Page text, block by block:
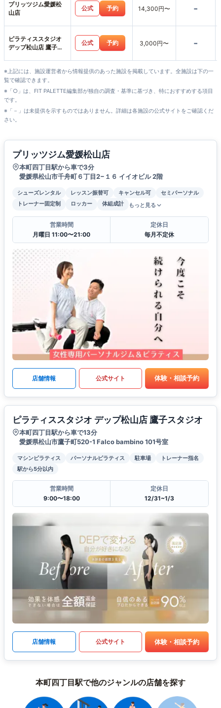
プリッツジム愛媛松
山店
公式 予約 14,300円〜 -
ピラティススタジオ
デップ松山店 鷹子ス
公式 予約 3,000円〜 -
※上記には、施設運営者から情報提供のあった施設を掲載しています。全施設は下の一
覧で確認できます。
※「○」は、FIT PALETTE編集部が独自の調査・基準に基づき、特におすすめする項目
です。
※「－」は未提供を示すものではありません。詳細は各施設の公式サイトをご確認くだ
さい。
プリッツジム愛媛松山店
本町四丁目駅から車で3分
愛媛県松山市千舟町６丁目2−１６ イイオビル 2階
シューズレンタル レッスン振替可 キャンセル可
セミパーソナル
トレーナー固定制
ロッカー 体組成計 もっと見る
営業時間
月曜日 11:00〜21:00
定休日
毎月不定休
店舗情報 公式サイト 体験・相談予約
ピラティススタジオ デップ松山店 鷹子スタジオ
本町四丁目駅から車で13分
愛媛県松山市鷹子町520-1 Falco bambino 101号室
マシンピラティス パーソナルピラティス 駐車場
トレーナー指名
駅から5分以内
営業時間
9:00〜18:00
定休日
12/31~1/3
店舗情報 公式サイト 体験・相談予約
本町四丁目駅で他のジャンルの店舗を探す